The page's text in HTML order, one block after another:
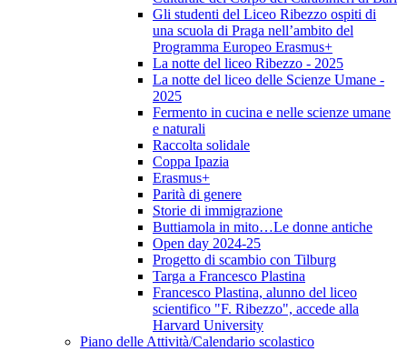
Gli studenti del Liceo Ribezzo ospiti di
una scuola di Praga nell’ambito del
Programma Europeo Erasmus+
La notte del liceo Ribezzo - 2025
La notte del liceo delle Scienze Umane -
2025
Fermento in cucina e nelle scienze umane
e naturali
Raccolta solidale
Coppa Ipazia
Erasmus+
Parità di genere
Storie di immigrazione
Buttiamola in mito…Le donne antiche
Open day 2024-25
Progetto di scambio con Tilburg
Targa a Francesco Plastina
Francesco Plastina, alunno del liceo
scientifico "F. Ribezzo", accede alla
Harvard University
Piano delle Attività/Calendario scolastico